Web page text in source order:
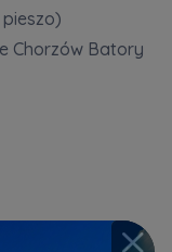
Chorzów Batory